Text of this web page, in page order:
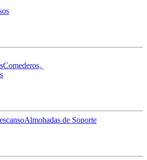
Comederos,
Almohadas de Soporte